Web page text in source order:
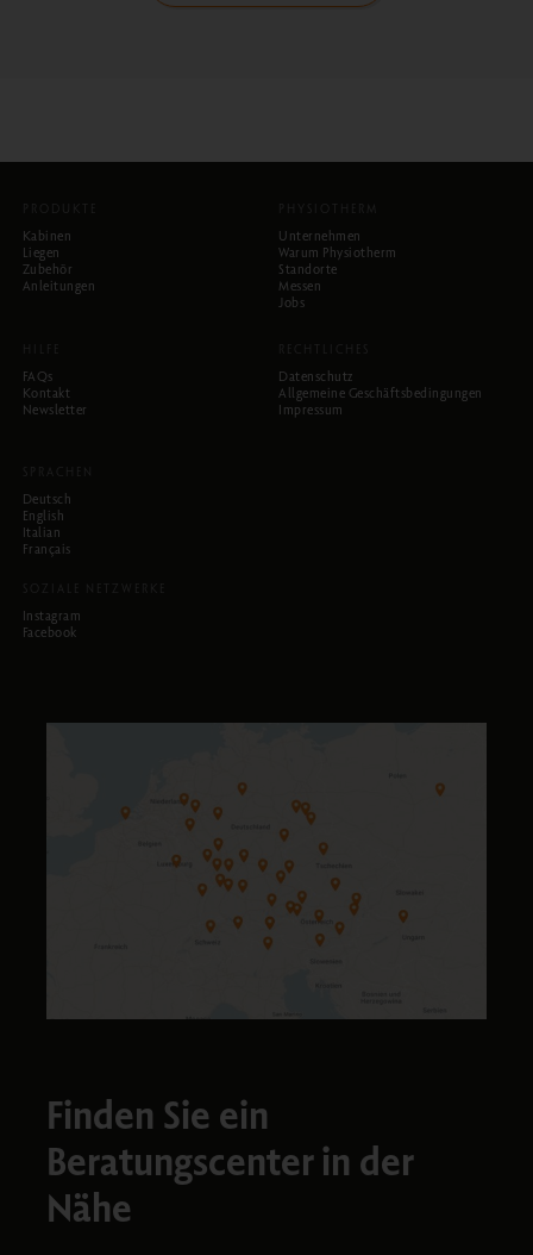
Kabinen
Liegen
Zubehör
Anleitungen
Unternehmen
Warum Physiotherm
Standorte
Messen
Jobs
FAQs
Kontakt
Newsletter
Datenschutz
Allgemeine Geschäftsbedingungen
Impressum
Deutsch
English
Italian
Français
SOZIALE NETZWERKE
Instagram
Facebook
Finden Sie ein
Beratungscenter in der
Nähe​